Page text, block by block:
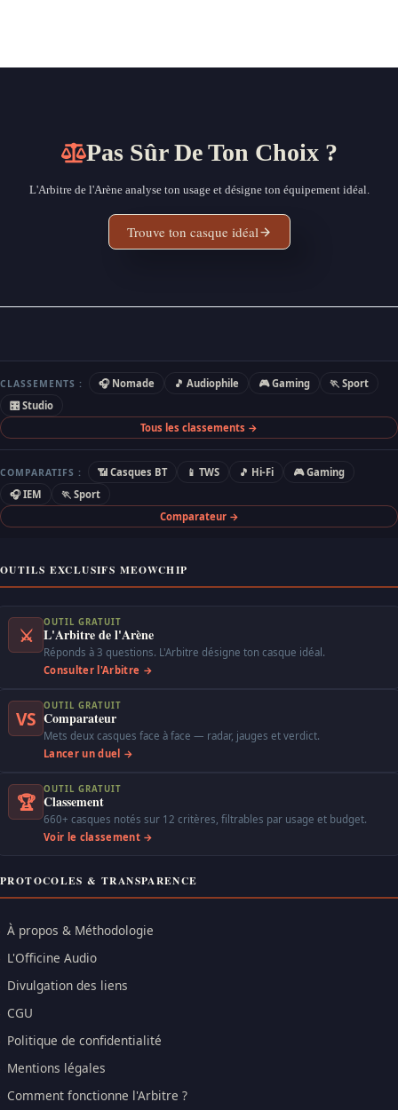
Pas Sûr De Ton Choix ?
L'Arbitre de l'Arène analyse ton usage et désigne ton équipement idéal.
Trouve ton casque idéal
CLASSEMENTS : 🎧 Nomade 🎵 Audiophile 🎮 Gaming
🏃 Sport
🎛 Studio
Tous les classements →
COMPARATIFS : 📶 Casques BT 📱 TWS 🎵 Hi-Fi
🎮 Gaming
🎧 IEM
🏃 Sport
Comparateur →
OUTILS EXCLUSIFS MEOWCHIP
⚔
OUTIL GRATUIT
L'Arbitre de l'Arène
Réponds à 3 questions. L'Arbitre désigne ton casque idéal.
Consulter l'Arbitre →
VS
OUTIL GRATUIT
Comparateur
Mets deux casques face à face — radar, jauges et verdict.
Lancer un duel →
🏆
OUTIL GRATUIT
Classement
660+ casques notés sur 12 critères, filtrables par usage et budget.
Voir le classement →
PROTOCOLES & TRANSPARENCE
À propos & Méthodologie
L'Officine Audio
Divulgation des liens
CGU
Politique de confidentialité
Mentions légales
Comment fonctionne l'Arbitre ?